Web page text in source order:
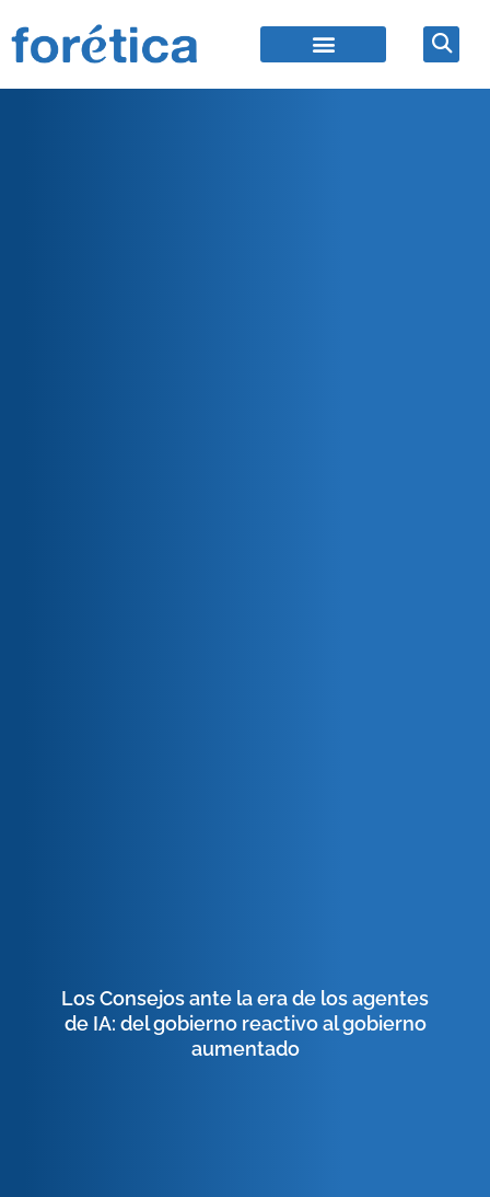
Los Consejos ante la era de los agentes
de IA: del gobierno reactivo al gobierno
aumentado